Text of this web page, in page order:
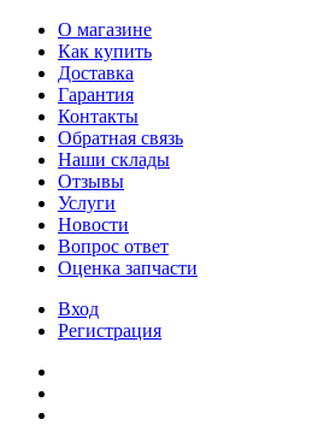
О магазине
Как купить
Доставка
Гарантия
Контакты
Обратная связь
Наши склады
Отзывы
Услуги
Новости
Вопрос ответ
Оценка запчасти
Вход
Регистрация